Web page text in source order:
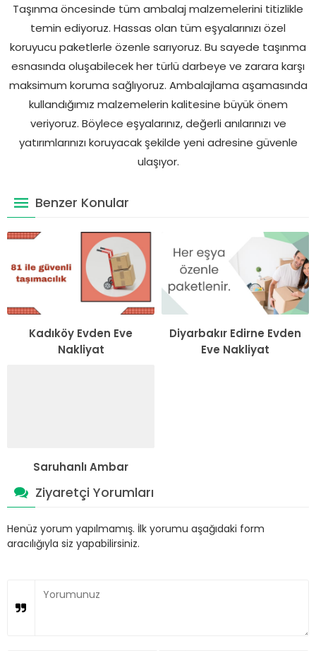
Taşınma öncesinde tüm ambalaj malzemelerini titizlikle
temin ediyoruz. Hassas olan tüm eşyalarınızı özel
koruyucu paketlerle özenle sarıyoruz. Bu sayede taşınma
esnasında oluşabilecek her türlü darbeye ve zarara karşı
maksimum koruma sağlıyoruz. Ambalajlama aşamasında
kullandığımız malzemelerin kalitesine büyük önem
veriyoruz. Böylece eşyalarınız, değerli anılarınızı ve
yatırımlarınızı koruyacak şekilde yeni adresine güvenle
ulaşıyor.
Benzer Konular
Kadıköy Evden Eve
Nakliyat
Diyarbakır Edirne Evden
Eve Nakliyat
Saruhanlı Ambar
Ziyaretçi Yorumları
Henüz yorum yapılmamış. İlk yorumu aşağıdaki form
aracılığıyla siz yapabilirsiniz.